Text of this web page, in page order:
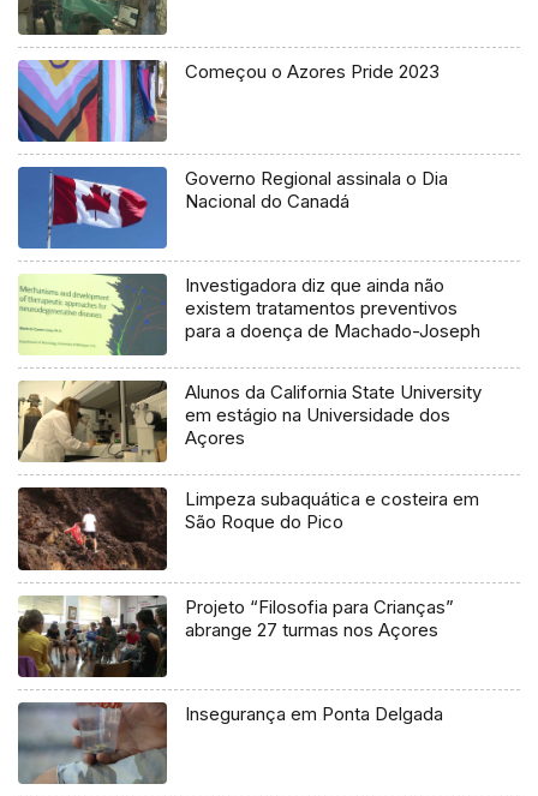
Começou o Azores Pride 2023
Governo Regional assinala o Dia
Nacional do Canadá
Investigadora diz que ainda não
existem tratamentos preventivos
para a doença de Machado-Joseph
Alunos da California State University
em estágio na Universidade dos
Açores
Limpeza subaquática e costeira em
São Roque do Pico
Projeto “Filosofia para Crianças”
abrange 27 turmas nos Açores
Insegurança em Ponta Delgada